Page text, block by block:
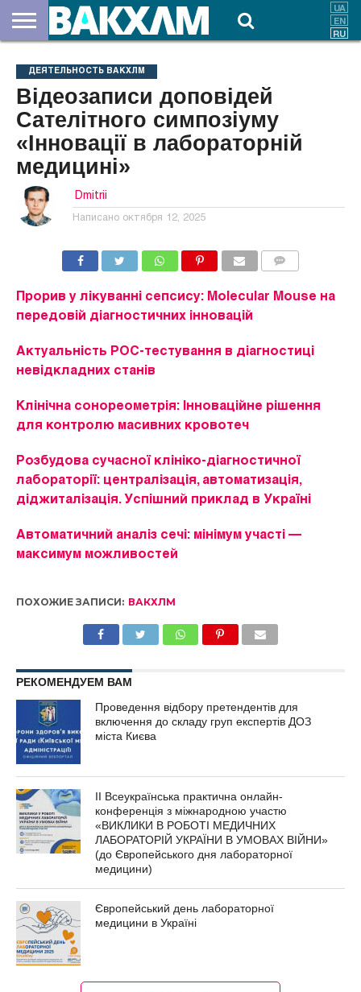
НАС
ВЗНОСЫ
ДОКУМЕНТЫ
НОВОСТИ
КОНТАКТЫ
ДЕЯТЕЛЬНОСТЬ ВАКХЛМ
Відеозаписи доповідей
Сателітного симпозіуму
«Інновації в лабораторній
медицині»
Dmitrii
Написано октября 12, 2025
Прорив у лікуванні сепсису: Molecular Mouse на
передовій діагностичних інновацій
Актуальність РОС-тестування в діагностиці
невідкладних станів
Клінічна сонореометрія: Інноваційне рішення
для контролю масивних кровотеч
Розбудова сучасної клініко-діагностичної
лабораторії: централізація, автоматизація,
діджиталізація. Успішний приклад в Україні
Автоматичний аналіз сечі: мінімум участі —
максимум можливостей
ПОХОЖИЕ ЗАПИСИ: ВАКХЛМ
РЕКОМЕНДУЕМ ВАМ
Проведення відбору претендентів для
включення до складу груп експертів ДОЗ
міста Києва
ІІ Всеукраїнська практична онлайн-
конференція з міжнародною участю
«ВИКЛИКИ В РОБОТІ МЕДИЧНИХ
ЛАБОРАТОРІЙ УКРАЇНИ В УМОВАХ ВІЙНИ»
(до Європейського дня лабораторної
медицини)
Європейський день лабораторної
медицини в Україні